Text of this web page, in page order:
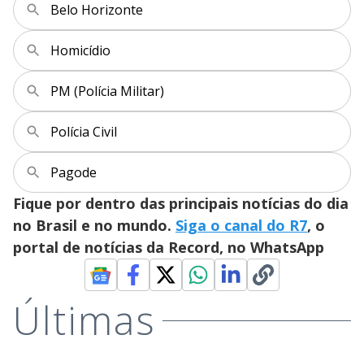
Belo Horizonte
Homicídio
PM (Polícia Militar)
Polícia Civil
Pagode
Fique por dentro das principais notícias do dia
no Brasil e no mundo. Siga o canal do R7, o
portal de notícias da Record, no WhatsApp
Últimas